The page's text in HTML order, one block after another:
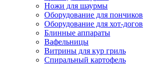
Ножи для шаурмы
Оборудование для пончиков
Оборудование для хот-догов
Блинные аппараты
Вафельницы
Витрины для кур гриль
Спиральный картофель